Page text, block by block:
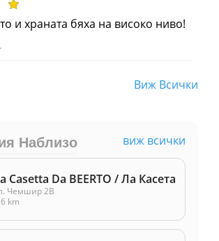
и храната бяха на високо ниво!
Виж Всички
Наблизо виж всички
Casetta Da BEERTO / Ла Касета
Чемшир 2В
km